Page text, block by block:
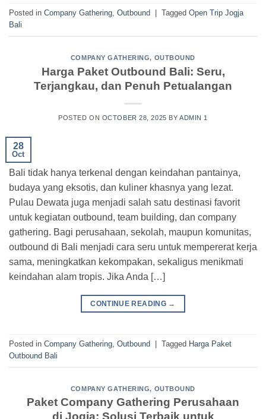
Posted in Company Gathering, Outbound Tagged Open Trip Jogja
Bali
COMPANY GATHERING, OUTBOUND
Harga Paket Outbound Bali: Seru,
Terjangkau, dan Penuh Petualangan
POSTED ON OCTOBER 28, 2025 BY ADMIN 1
28
Oct
Bali tidak hanya terkenal dengan keindahan pantainya,
budaya yang eksotis, dan kuliner khasnya yang lezat.
Pulau Dewata juga menjadi salah satu destinasi favorit
untuk kegiatan outbound, team building, dan company
gathering. Bagi perusahaan, sekolah, maupun komunitas,
outbound di Bali menjadi cara seru untuk mempererat kerja
sama, meningkatkan kekompakan, sekaligus menikmati
keindahan alam tropis. Jika Anda […]
CONTINUE READING →
Posted in Company Gathering Outbound Tagged Harga Paket
Outbound Bali
COMPANY GATHERING, OUTBOUND
Paket Company Gathering Perusahaan
di Jogja: Solusi Terbaik untuk